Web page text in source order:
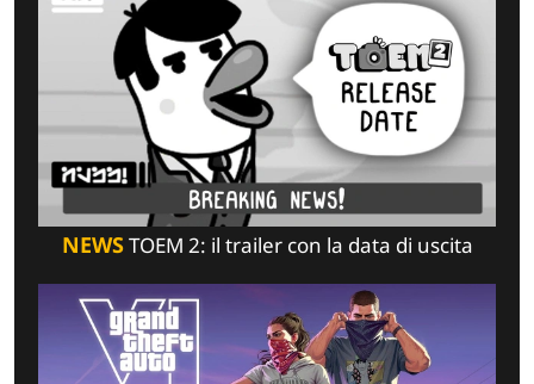
NEWSTOEM 2: il trailer con la data di uscita